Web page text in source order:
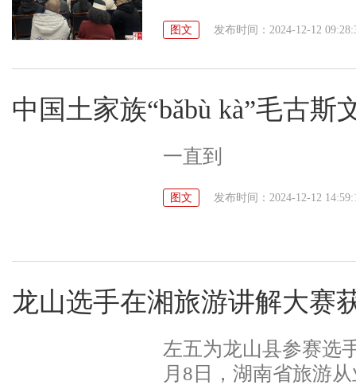
介会上，副县长曾首
介活动旨在持续加强
作，互为客源地、出
游设施、品牌、客源
图文 发布时间：2024-12-12
中国土家族“bǎbù kà”毛古斯
一直到
图文 发布时间：2024-12-12
龙山选手在湘旅游讲解大赛
左五为龙山县参赛选
月8日，湖南省旅游